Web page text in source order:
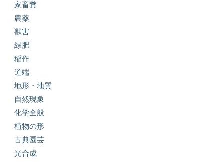
家畜糞
農薬
獣害
緑肥
稲作
道端
地形・地質
自然現象
化学全般
植物の形
古典園芸
光合成